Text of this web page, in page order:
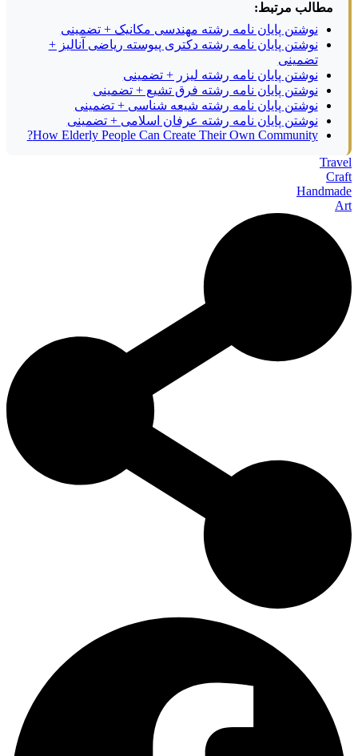
مطالب مرتبط:
نوشتن پایان نامه رشته مهندسی مکانیک + تضمینی
نوشتن پایان نامه رشته دکتری پیوسته ریاضی آنالیز +
تضمینی
نوشتن پایان نامه رشته لیزر + تضمینی
نوشتن پایان نامه رشته فرق تشیع + تضمینی
نوشتن پایان نامه رشته شیعه شناسی + تضمینی
نوشتن پایان نامه رشته عرفان اسلامی + تضمینی
How Elderly People Can Create Their Own Community?
Travel
Craft
Handmade
Art